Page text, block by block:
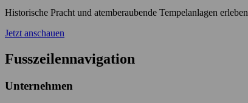
Historische Pracht und atemberaubende Tempelanlagen erleben
Jetzt anschauen
Fusszeilennavigation
Unternehmen